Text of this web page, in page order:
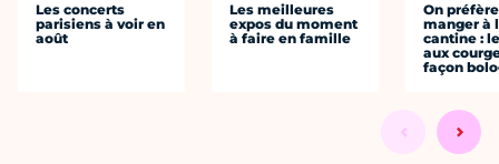
Les concerts
parisiens à voir en
août
Les meilleures
expos du moment
à faire en famille
On préfère
manger à
cantine :
aux
façon